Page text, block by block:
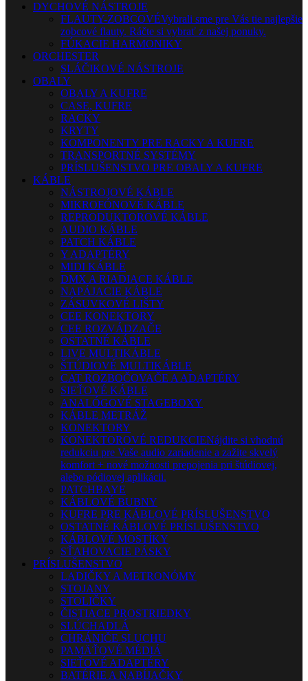
DYCHOVÉ NÁSTROJE
FLAUTY-ZOBCOVÉVybrali sme pre Vás tie najlepšie
zobcové flauty. Ráčte si vybrať z našej ponuky.
FÚKACIE HARMONIKY
ORCHESTER
SLÁČIKOVÉ NÁSTROJE
OBALY
OBALY A KUFRE
CASE, KUFRE
RACKY
KRYTY
KOMPONENTY PRE RACKY A KUFRE
TRANSPORTNÉ SYSTÉMY
PRÍSLUŠENSTVO PRE OBALY A KUFRE
KÁBLE
NÁSTROJOVÉ KÁBLE
MIKROFÓNOVÉ KÁBLE
REPRODUKTOROVÉ KÁBLE
AUDIO KÁBLE
PATCH KÁBLE
Y ADAPTÉRY
MIDI KÁBLE
DMX A RIADIACE KÁBLE
NAPÁJACIE KÁBLE
ZÁSUVKOVÉ LIŠTY
CEE KONEKTORY
CEE ROZVÁDZAČE
OSTATNÉ KÁBLE
LIVE MULTIKÁBLE
ŠTÚDIOVÉ MULTIKÁBLE
CAT ROZBOČOVAČE A ADAPTÉRY
SIEŤOVÉ KÁBLE
ANALÓGOVÉ STAGEBOXY
KÁBLE METRÁŽ
KONEKTORY
KONEKTOROVÉ REDUKCIENájdite si vhodnú
redukciu pre Vaše audio zariadenie a zažite skvelý
komfort + nové možnosti prepojenia pri štúdiovej,
alebo pódiovej aplikácii.
PATCHBAYE
KÁBLOVÉ BUBNY
KUFRE PRE KÁBLOVÉ PRÍSLUŠENSTVO
OSTATNÉ KÁBLOVÉ PRÍSLUŠENSTVO
KÁBLOVÉ MOSTÍKY
SŤAHOVACIE PÁSKY
PRÍSLUŠENSTVO
LADIČKY A METRONÓMY
STOJANY
STOLIČKY
ČISTIACE PROSTRIEDKY
SLÚCHADLÁ
CHRÁNIČE SLUCHU
PAMÄŤOVÉ MÉDIÁ
SIEŤOVÉ ADAPTÉRY
BATÉRIE A NABÍJAČKY